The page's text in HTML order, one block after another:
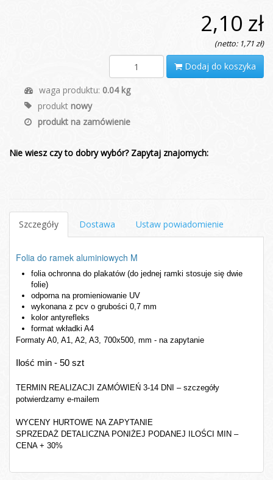
2,10 zł
(netto: 1,71 zł)
Dodaj do koszyka
waga produktu: 0.04 kg
produkt nowy
produkt na zamówienie
Nie wiesz czy to dobry wybór? Zapytaj znajomych:
Szczegóły Dostawa Ustaw powiadomienie
Folia do ramek aluminiowych M
folia ochronna do plakatów (do jednej ramki stosuje się dwie
folie)
odporna na promieniowanie UV
wykonana z pcv o grubości 0,7 mm
kolor antyrefleks
format wkładki A4
Formaty A0, A1, A2, A3, 700x500, mm - na zapytanie
Ilość min - 50 szt
TERMIN REALIZACJI ZAMÓWIEŃ 3-14 DNI – szczegóły
potwierdzamy e-mailem
WYCENY HURTOWE NA ZAPYTANIE
SPRZEDAŻ DETALICZNA PONIŻEJ PODANEJ ILOŚCI MIN –
CENA + 30%